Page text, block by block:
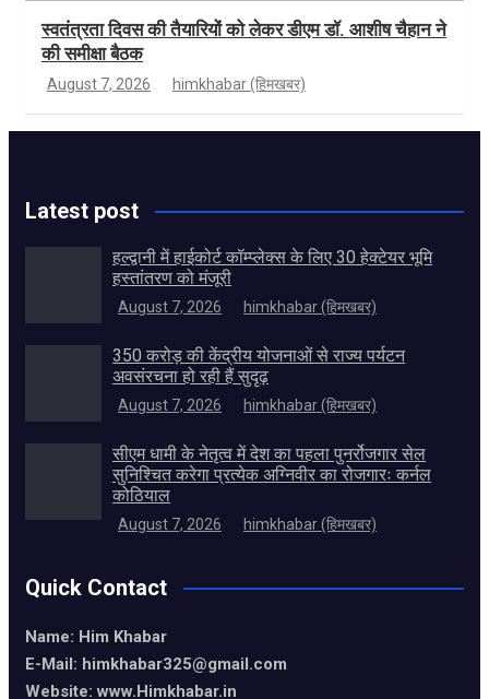
स्वतंत्रता दिवस की तैयारियों को लेकर डीएम डॉ. आशीष चैहान ने
की समीक्षा बैठक
August 7, 2026 himkhabar (हिमखबर)
Latest post
हल्द्वानी में हाईकोर्ट कॉम्प्लेक्स के लिए 30 हेक्टेयर भूमि
हस्तांतरण को मंजूरी
August 7, 2026 himkhabar (हिमखबर)
350 करोड़ की केंद्रीय योजनाओं से राज्य पर्यटन
अवसंरचना हो रही हैं सुदृढ़
August 7, 2026 himkhabar (हिमखबर)
सीएम धामी के नेतृत्व में देश का पहला पुनर्रोजगार सेल
सुनिश्चित करेगा प्रत्येक अग्निवीर का रोजगारः कर्नल
कोठियाल
August 7, 2026 himkhabar (हिमखबर)
Quick Contact
Name: Him Khabar
E-Mail: himkhabar325@gmail.com
Website: www.Himkhabar.in